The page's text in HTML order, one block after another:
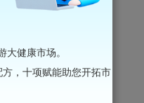
大健康市场。
，十项赋能助您开拓市